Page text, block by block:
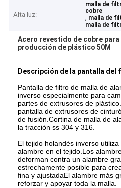
Alta luz:
malla de
cobre
, malla de
malla de
Acero revestido de cobre
producción de plástico 50M
Descripción de la pantalla del
Pantalla de filtro de malla de
inverso especialmente para
partes de extrusores de
pantalla de extrusores de
de fusión.Cortina de malla de
la tracción ss 304 y 316.
El tejido holandés inverso
alambre en el tejido.Los
deforman contra un alambre
estrechamente posible para
fina y ajustadaEl alambre más
reforzar y apoyar toda la malla.